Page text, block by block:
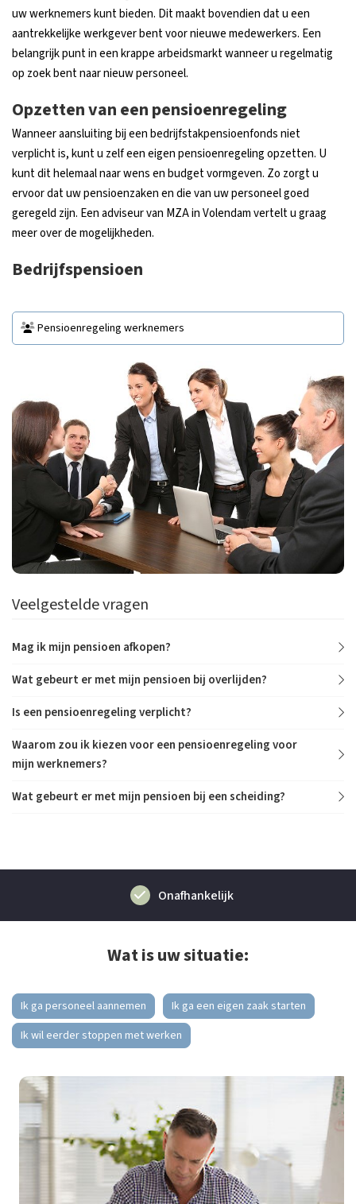
uw werknemers kunt bieden. Dit maakt bovendien dat u een
aantrekkelijke werkgever bent voor nieuwe medewerkers. Een
belangrijk punt in een krappe arbeidsmarkt wanneer u regelmatig
op zoek bent naar nieuw personeel.
Opzetten van een pensioenregeling
Wanneer aansluiting bij een bedrijfstakpensioenfonds niet
verplicht is, kunt u zelf een eigen pensioenregeling opzetten. U
kunt dit helemaal naar wens en budget vormgeven. Zo zorgt u
ervoor dat uw pensioenzaken en die van uw personeel goed
geregeld zijn. Een adviseur van MZA in Volendam vertelt u graag
meer over de mogelijkheden.
Bedrijfspensioen
Pensioenregeling werknemers
Veelgestelde vragen
Mag ik mijn pensioen afkopen?
Wat gebeurt er met mijn pensioen bij overlijden?
Is een pensioenregeling verplicht?
Waarom zou ik kiezen voor een pensioenregeling voor
mijn werknemers?
Wat gebeurt er met mijn pensioen bij een scheiding?
Onafhankelijk
Wat is uw situatie:
Ik ga personeel aannemen
Ik ga een eigen zaak starten
Ik wil eerder stoppen met werken